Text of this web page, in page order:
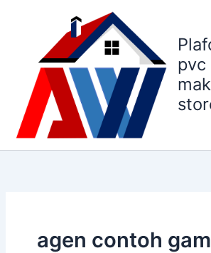
pvc
agen contoh